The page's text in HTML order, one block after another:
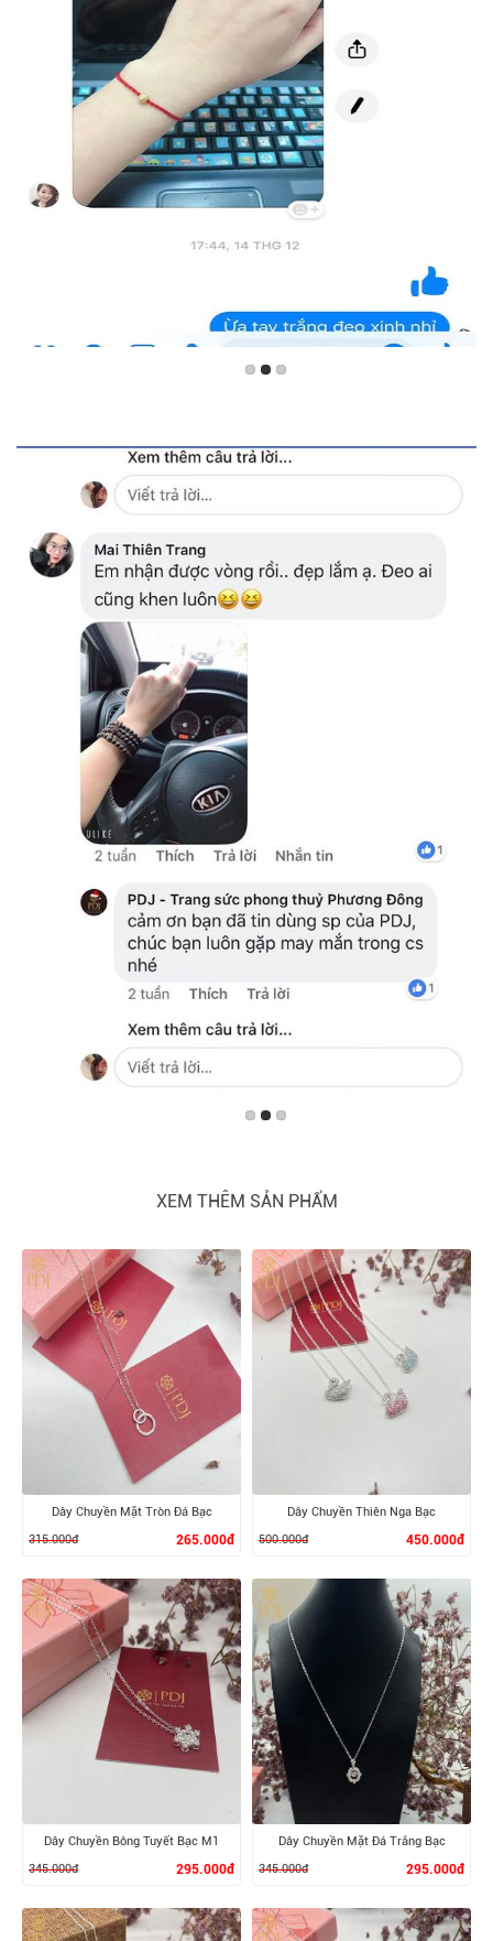
XEM THÊM SẢN PHẨM
XEM CHI TIẾT
Dây Chuyền Mặt Tròn Đá Bạc
315.000đ
265.000đ
XEM CHI TIẾT
Dây Chuyền Thiên Nga Bạc
500.000đ
450.000đ
Dây Chuyền Bông Tuyết Bạc M1
345.000đ
295.000đ
Dây Chuyền Mặt Đá Trắng Bạc
345.000đ
295.000đ